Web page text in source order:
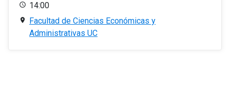
14:00
Facultad de Ciencias Económicas y
Administrativas UC